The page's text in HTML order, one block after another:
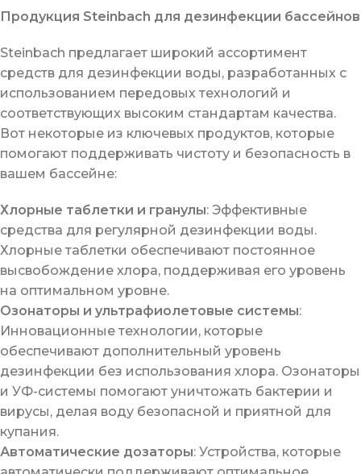
Продукция Steinbach для дезинфекции бассейнов
Steinbach предлагает широкий ассортимент
средств для дезинфекции воды, разработанных с
использованием передовых технологий и
соответствующих высоким стандартам качества.
Вот некоторые из ключевых продуктов, которые
помогают поддерживать чистоту и безопасность в
вашем бассейне:
Хлорные таблетки и гранулы: Эффективные
средства для регулярной дезинфекции воды.
Хлорные таблетки обеспечивают постоянное
высвобождение хлора, поддерживая его уровень
на оптимальном уровне.
Озонаторы и ультрафиолетовые системы:
Инновационные технологии, которые
обеспечивают дополнительный уровень
дезинфекции без использования хлора. Озонаторы
и УФ-системы помогают уничтожать бактерии и
вирусы, делая воду безопасной и приятной для
купания.
Автоматические дозаторы: Устройства, которые